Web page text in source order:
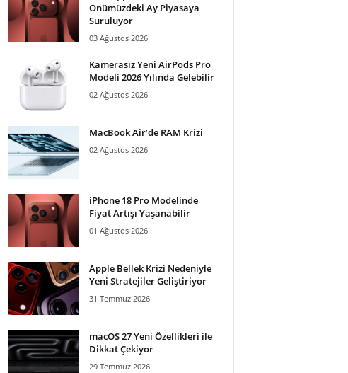
Önümüzdeki Ay Piyasaya
Sürülüyor
03 Ağustos 2026
Kamerasız Yeni AirPods Pro
Modeli 2026 Yılında Gelebilir
02 Ağustos 2026
MacBook Air’de RAM Krizi
02 Ağustos 2026
iPhone 18 Pro Modelinde
Fiyat Artışı Yaşanabilir
01 Ağustos 2026
Apple Bellek Krizi Nedeniyle
Yeni Stratejiler Geliştiriyor
31 Temmuz 2026
macOS 27 Yeni Özellikleri ile
Dikkat Çekiyor
29 Temmuz 2026